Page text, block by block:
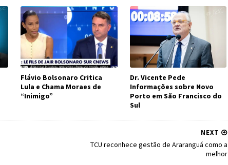
Flávio Bolsonaro Critica
Lula e Chama Moraes de
“Inimigo”
Dr. Vicente Pede
Informações sobre Novo
Porto em São Francisco do
Sul
NEXT
TCU reconhece gestão de Araranguá como a
melhor